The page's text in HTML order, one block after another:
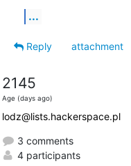
...
Reply
attachment
2145
Age (days ago)
lodz@lists.hackerspace.pl
3 comments
4 participants